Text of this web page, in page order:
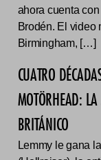
ahora cuenta
Brodén. El video
Birmingham, […]
CUATRO
MOTÖRHEAD:
BRITÁNICO
Lemmy le gana